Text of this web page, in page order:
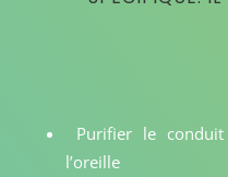
Purifier le
l’oreille